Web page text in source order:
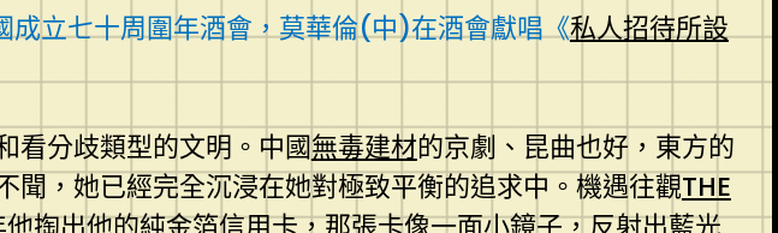
成立七十周圍年酒會，莫華倫(中)在酒會獻唱《私人招待所設
看分歧類型的文明。中國無毒建材的京劇、昆曲也好，東方的
，她已經完全沉浸在她對極致平衡的追求中。機遇往觀THE